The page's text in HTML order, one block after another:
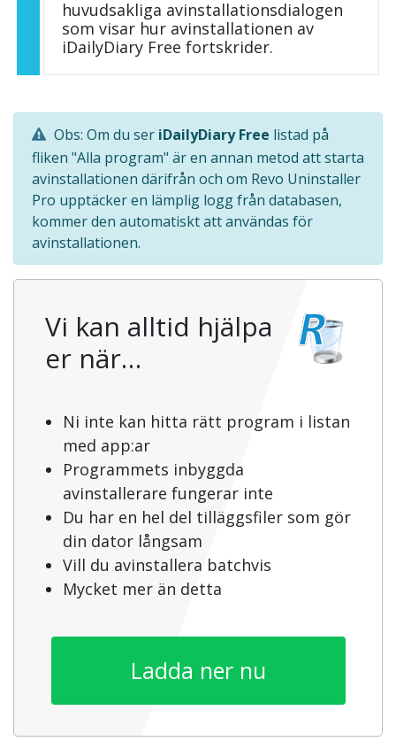
huvudsakliga avinstallationsdialogen
som visar hur avinstallationen av
iDailyDiary Free fortskrider.
Obs: Om du ser iDailyDiary Free listad på
fliken "Alla program" är en annan metod att starta
avinstallationen därifrån och om Revo Uninstaller
Pro upptäcker en lämplig logg från databasen,
kommer den automatiskt att användas för
avinstallationen.
Vi kan alltid hjälpa
er när…
Ni inte kan hitta rätt program i listan
med app:ar
Programmets inbyggda
avinstallerare fungerar inte
Du har en hel del tilläggsfiler som gör
din dator långsam
Vill du avinstallera batchvis
Mycket mer än detta
Ladda ner nu